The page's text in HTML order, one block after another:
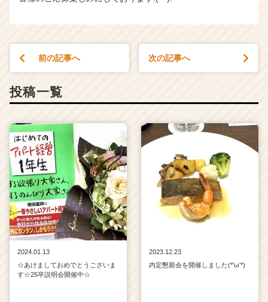
前の記事へ 次の記事へ
投稿一覧
2024.01.13
☆あけましておめでとうございま
す☆25卒説明会開催中☆
2023.12.23
内定懇親会を開催しました(*'ω'*)